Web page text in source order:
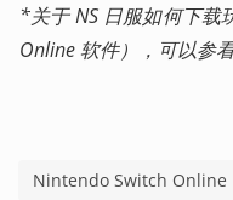
*关于 NS 日服如何下载
Online 软件），可以参
Nintendo Switch Online